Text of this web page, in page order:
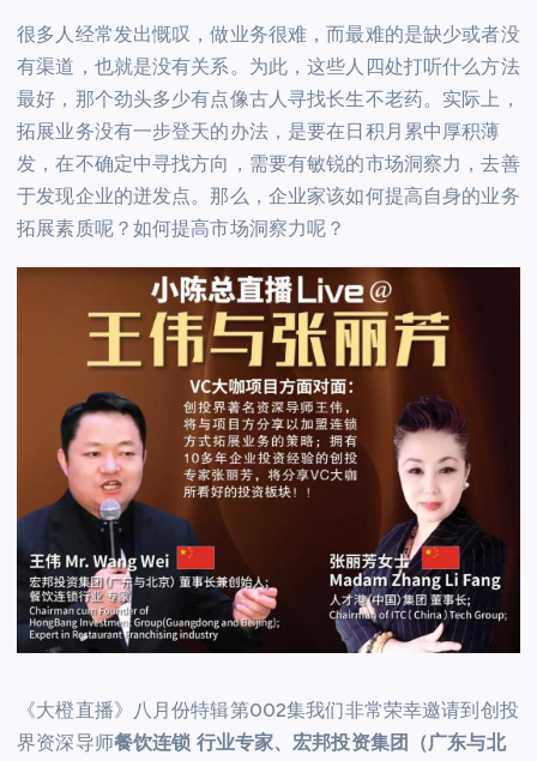
很多人经常发出慨叹，做业务很难，而最难的是缺少或者没
有渠道，也就是没有关系。为此，这些人四处打听什么方法
最好，那个劲头多少有点像古人寻找长生不老药。实际上，
拓展业务没有一步登天的办法，是要在日积月累中厚积薄
发，在不确定中寻找方向，需要有敏锐的市场洞察力，去善
于发现企业的迸发点。那么，企业家该如何提高自身的业务
拓展素质呢？如何提高市场洞察力呢？
《大橙直播》八月份特辑第002集我们非常荣幸邀请到创投
界资深导师餐饮连锁 行业专家、宏邦投资集团（广东与北